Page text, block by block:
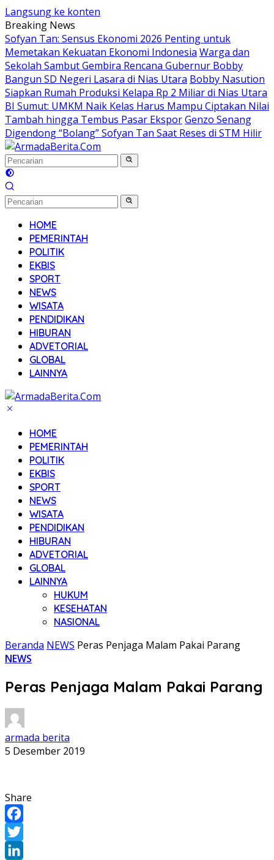
Langsung ke konten
Breaking News
Sofyan Tan: Sensus Ekonomi 2026 Penting untuk
Memetakan Kekuatan Ekonomi Indonesia Warga dan
Sekolah Sambut Gembira Rencana Gubernur Bobby
Bangun SD Negeri Lasara di Nias Utara Bobby Nasution
Siapkan Rumah Produksi Kelapa Rp 2 Miliar di Nias Utara
BI Sumut: UMKM Naik Kelas Harus Mampu Ciptakan Nilai
Tambah hingga Tembus Pasar EksporGenzo Senang
Digendong “Bolang” Sofyan Tan Saat Reses di STM Hilir
HOME
PEMERINTAH
POLITIK
EKBIS
SPORT
NEWS
WISATA
PENDIDIKAN
HIBURAN
ADVETORIAL
GLOBAL
LAINNYA
HOME
PEMERINTAH
POLITIK
EKBIS
SPORT
NEWS
WISATA
PENDIDIKAN
HIBURAN
ADVETORIAL
GLOBAL
LAINNYA
HUKUM
KESEHATAN
NASIONAL
Beranda NEWS Peras Penjaga Malam Pakai Parang
NEWS
Peras Penjaga Malam Pakai Parang
armada berita
5 Desember 2019
Share
Facebook
Twitter